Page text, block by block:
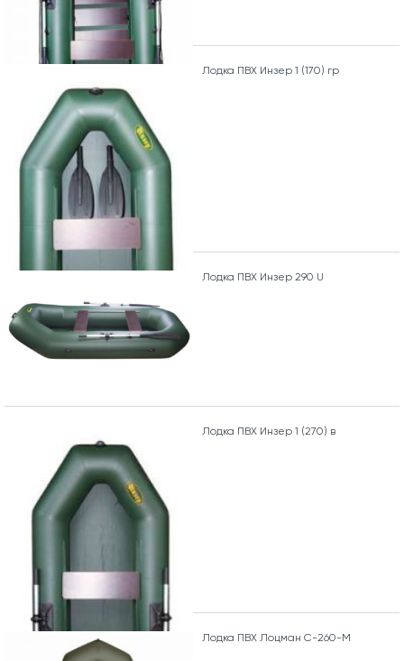
Лодка ПВХ Инзер 1 (170) гр
Лодка ПВХ Инзер 290 U
Лодка ПВХ Инзер 1 (270) в
Лодка ПВХ Лоцман С-260-М